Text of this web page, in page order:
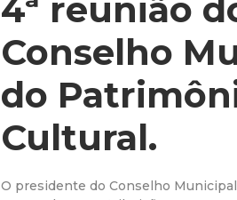
4ª reunião
Conselho
do
Cultural.
O presidente do Conselho